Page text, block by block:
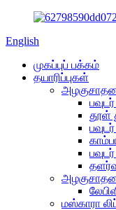
English
முகப்புப் பக்கம்
தயாரிப்புகள்
தூள்
மஸ்காரா